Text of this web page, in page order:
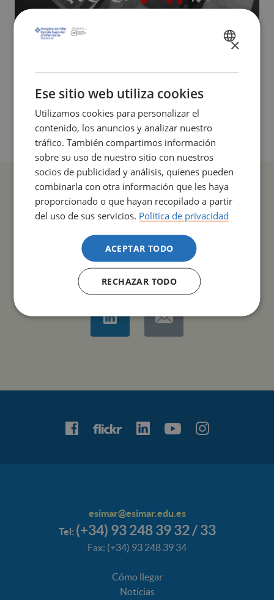
COMPARTIR
esimar@esimar.edu.es
Tel: (+34) 93 248 39 32 / 33
Fax: (+34) 93 248 39 34
Cómo llegar
Notícias
SPANISH
×
Ese sitio web utiliza cookies
Utilizamos cookies para personalizar el
contenido, los anuncios y analizar nuestro
tráfico. También compartimos información
sobre su uso de nuestro sitio con nuestros
socios de publicidad y análisis, quienes pueden
combinarla con otra información que les haya
proporcionado o que hayan recopilado a partir
del uso de sus servicios. Política de privacidad
ACEPTAR TODO
RECHAZAR TODO